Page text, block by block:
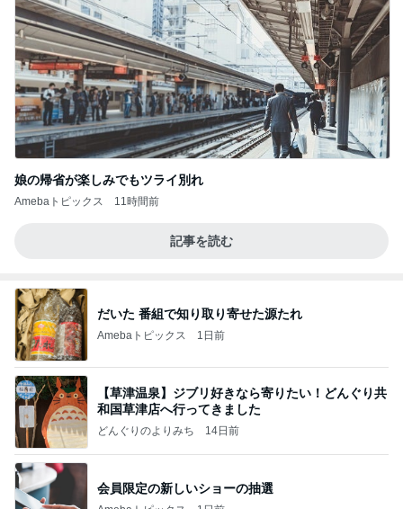
娘の帰省が楽しみでもツライ別れ
Amebaトピックス 11時間前
記事を読む
だいた 番組で知り取り寄せた源たれ
Amebaトピックス 1日前
【草津温泉】ジブリ好きなら寄りたい！どんぐり共
和国草津店へ行ってきました
どんぐりのよりみち 14日前
会員限定の新しいショーの抽選